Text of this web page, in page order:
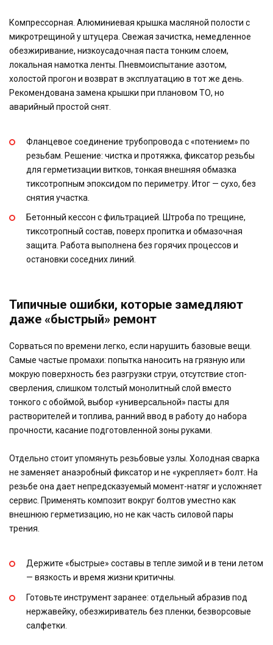
Компрессорная. Алюминиевая крышка масляной полости с
микротрещиной у штуцера. Свежая зачистка, немедленное
обезжиривание, низкоусадочная паста тонким слоем,
локальная намотка ленты. Пневмоиспытание азотом,
холостой прогон и возврат в эксплуатацию в тот же день.
Рекомендована замена крышки при плановом ТО, но
аварийный простой снят.
Фланцевое соединение трубопровода с «потением» по
резьбам. Решение: чистка и протяжка, фиксатор резьбы
для герметизации витков, тонкая внешняя обмазка
тиксотропным эпоксидом по периметру. Итог — сухо, без
снятия участка.
Бетонный кессон с фильтрацией. Штроба по трещине,
тиксотропный состав, поверх пропитка и обмазочная
защита. Работа выполнена без горячих процессов и
остановки соседних линий.
Типичные ошибки, которые замедляют
даже «быстрый» ремонт
Сорваться по времени легко, если нарушить базовые вещи.
Самые частые промахи: попытка наносить на грязную или
мокрую поверхность без разгрузки струи, отсутствие стоп-
сверления, слишком толстый монолитный слой вместо
тонкого с обоймой, выбор «универсальной» пасты для
растворителей и топлива, ранний ввод в работу до набора
прочности, касание подготовленной зоны руками.
Отдельно стоит упомянуть резьбовые узлы. Холодная сварка
не заменяет анаэробный фиксатор и не «укрепляет» болт. На
резьбе она дает непредсказуемый момент-натяг и усложняет
сервис. Применять композит вокруг болтов уместно как
внешнюю герметизацию, но не как часть силовой пары
трения.
Держите «быстрые» составы в тепле зимой и в тени летом
— вязкость и время жизни критичны.
Готовьте инструмент заранее: отдельный абразив под
нержавейку, обезжириватель без пленки, безворсовые
салфетки.